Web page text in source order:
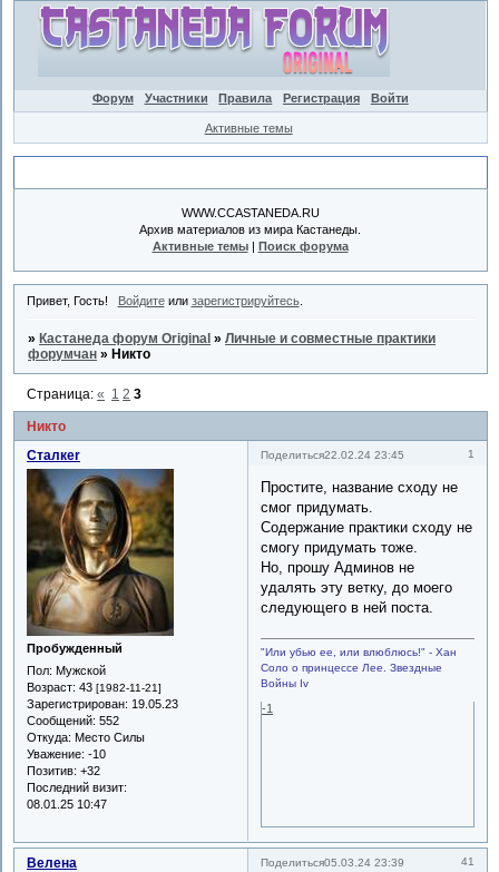
Форум Участники Правила Регистрация Войти
Активные темы
WWW.CCASTANEDA.RU
Архив материалов из мира Кастанеды.
Активные темы| Поиск форума
Привет, Гость! Войдитеили зарегистрируйтесь.
» Кастанеда форум Original »Личные и совместные практики
форумчан » Никто
Никто
Страница:« 1 2 3
Поделиться 1
22.02.24 23:45
Сталкеr
Пробужденный
Пол: Мужской
Возраст: 43 [1982-11-21]
Зарегистрирован: 19.05.23
Сообщений: 552
Откуда: Место Силы
Уважение: -10
Позитив: +32
Последний визит:
08.01.25 10:47
Простите, название сходу не
смог придумать.
Содержание практики сходу не
смогу придумать тоже.
Но, прошу Админов не
удалять эту ветку, до моего
следующего в ней поста.
"Или убью ее, или влюблюсь!" - Хан
Соло о принцессе Лее. Звездные
Войны Iv
-1
Поделиться 41
05.03.24 23:39
Велена